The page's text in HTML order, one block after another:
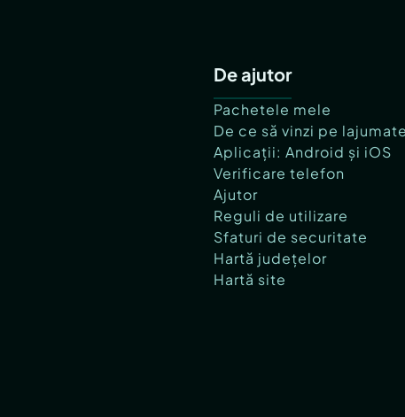
De ajutor
Pachetele mele
De ce să vinzi pe
Aplicații: Android și iOS
Verificare telefon
Ajutor
Reguli de utilizare
Sfaturi de securitate
Hartă județelor
Hartă site